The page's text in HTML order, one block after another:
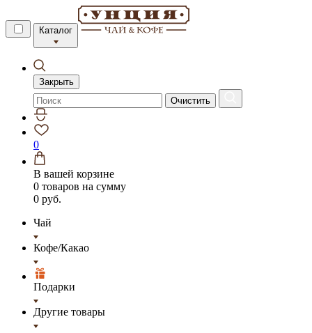
Каталог
Закрыть
Очистить
0
В вашей корзине
0 товаров на сумму
0 руб.
Чай
Кофе/Какао
Подарки
Другие товары